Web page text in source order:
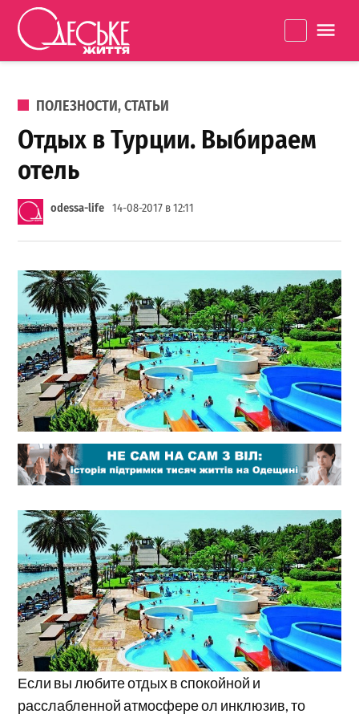
Перейти к содержанию
життя
ОПУБЛИКОВАНО В
ПОЛЕЗНОСТИ,СТАТЬИ
Отдых в Турции. Выбираем
отель
odessa-life 14-08-2017 в 12:11
Если вы любите отдых в спокойной и
расслабленной атмосфере ол инклюзив, то